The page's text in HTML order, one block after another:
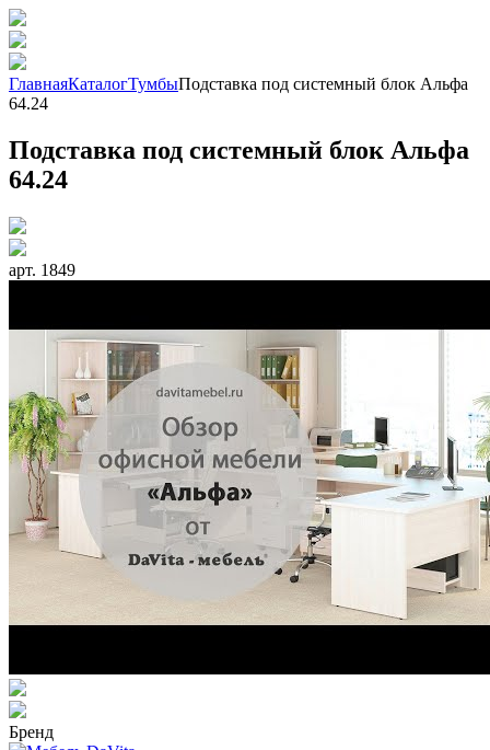
ГлавнаяКаталогТумбыПодставка под системный блок Альфа
64.24
Подставка под системный блок Альфа
64.24
арт. 1849
Бренд